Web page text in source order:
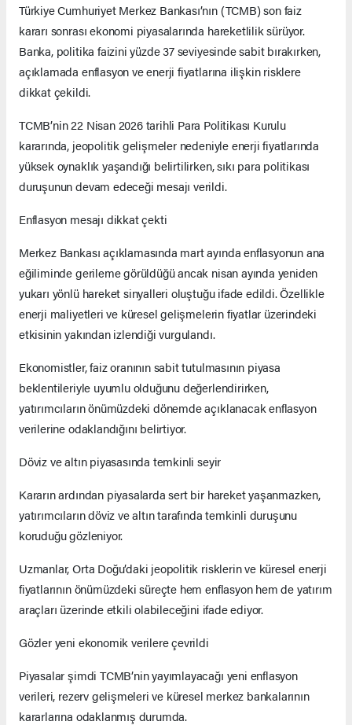
Türkiye Cumhuriyet Merkez Bankası’nın (TCMB) son faiz
kararı sonrası ekonomi piyasalarında hareketlilik sürüyor.
Banka, politika faizini yüzde 37 seviyesinde sabit bırakırken,
açıklamada enflasyon ve enerji fiyatlarına ilişkin risklere
dikkat çekildi.
TCMB’nin 22 Nisan 2026 tarihli Para Politikası Kurulu
kararında, jeopolitik gelişmeler nedeniyle enerji fiyatlarında
yüksek oynaklık yaşandığı belirtilirken, sıkı para politikası
duruşunun devam edeceği mesajı verildi.
Enflasyon mesajı dikkat çekti
Merkez Bankası açıklamasında mart ayında enflasyonun ana
eğiliminde gerileme görüldüğü ancak nisan ayında yeniden
yukarı yönlü hareket sinyalleri oluştuğu ifade edildi. Özellikle
enerji maliyetleri ve küresel gelişmelerin fiyatlar üzerindeki
etkisinin yakından izlendiği vurgulandı.
Ekonomistler, faiz oranının sabit tutulmasının piyasa
beklentileriyle uyumlu olduğunu değerlendirirken,
yatırımcıların önümüzdeki dönemde açıklanacak enflasyon
verilerine odaklandığını belirtiyor.
Döviz ve altın piyasasında temkinli seyir
Kararın ardından piyasalarda sert bir hareket yaşanmazken,
yatırımcıların döviz ve altın tarafında temkinli duruşunu
koruduğu gözleniyor.
Uzmanlar, Orta Doğu’daki jeopolitik risklerin ve küresel enerji
fiyatlarının önümüzdeki süreçte hem enflasyon hem de yatırım
araçları üzerinde etkili olabileceğini ifade ediyor.
Gözler yeni ekonomik verilere çevrildi
Piyasalar şimdi TCMB’nin yayımlayacağı yeni enflasyon
verileri, rezerv gelişmeleri ve küresel merkez bankalarının
kararlarına odaklanmış durumda.